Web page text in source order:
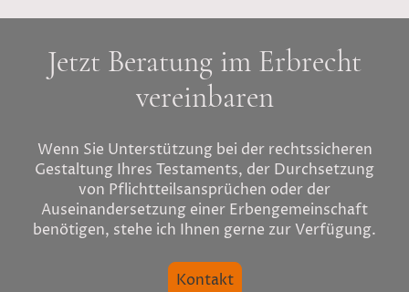
Jetzt Beratung im Erbrecht
vereinbaren
Wenn Sie Unterstützung bei der rechtssicheren
Gestaltung Ihres Testaments, der Durchsetzung
von Pflichtteilsansprüchen oder der
Auseinandersetzung einer Erbengemeinschaft
benötigen, stehe ich Ihnen gerne zur Verfügung.
Kontakt